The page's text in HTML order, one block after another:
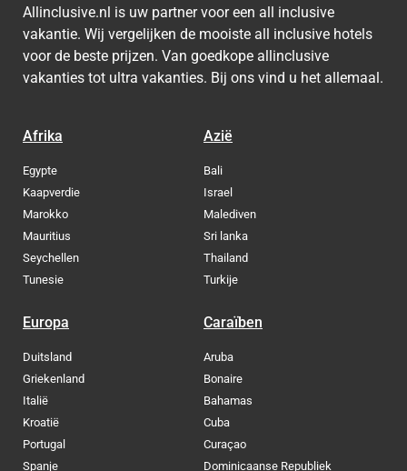
Allinclusive.nl is uw partner voor een all inclusive
vakantie. Wij vergelijken de mooiste all inclusive hotels
voor de beste prijzen. Van goedkope allinclusive
vakanties tot ultra vakanties. Bij ons vind u het allemaal.
Afrika
Egypte
Kaapverdie
Marokko
Mauritius
Seychellen
Tunesie
Azië
Bali
Israel
Malediven
Sri lanka
Thailand
Turkije
Europa
Duitsland
Griekenland
Italië
Kroatië
Portugal
Spanje
Caraïben
Aruba
Bonaire
Bahamas
Cuba
Curaçao
Dominicaanse Republiek